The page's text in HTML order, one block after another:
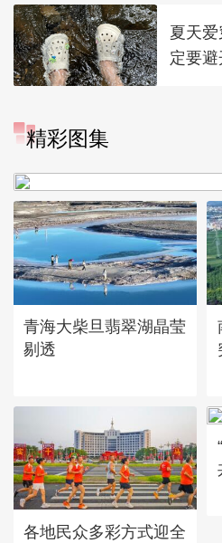
夏天爱
定要避
精彩图集
“大地指纹”奏响夏夜文旅乐
青海大柴旦翡翠湖晶莹
剔透
各地民众多彩方式迎全